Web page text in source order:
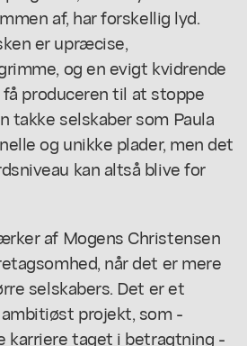
af, har forskellig lyd.
er upræcise,
og en evigt kvidrende
produceren til at stoppe
takke selskaber som Paula
og unikke plader, men det
kan altså blive for
af Mogens Christensen
når det er mere
selskabers. Det er et
projekt, som -
karriere taget i betragtning -